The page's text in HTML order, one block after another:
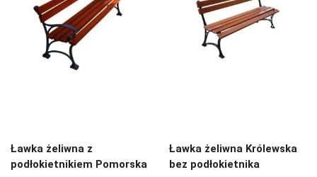
Ławka żeliwna z
podłokietnikiem Pomorska
Ławka żeliwna Królewska
bez podłokietnika